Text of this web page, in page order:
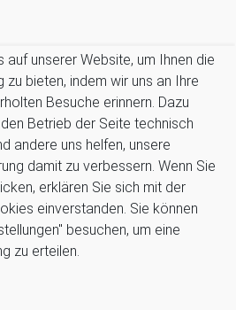
unserer Website, um Ihnen die
zu bieten, indem wir uns an Ihre
Besuche erinnern. Dazu
Betrieb der Seite technisch
andere uns helfen, unsere
damit zu verbessern. Wenn Sie
erklären Sie sich mit der
einverstanden. Sie können
besuchen, um eine
zu erteilen.